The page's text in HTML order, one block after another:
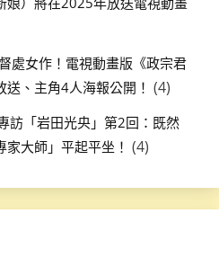
處女作！電視動畫版《政宗君
、主角4人海報公開！ (4)
訪「岩田光央」第2回：既然
大師」平起平坐！ (4)